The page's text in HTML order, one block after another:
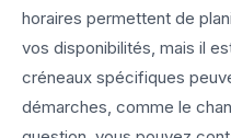
horaires permettent de
vos disponibilités, mais il
créneaux spécifiques
démarches, comme le